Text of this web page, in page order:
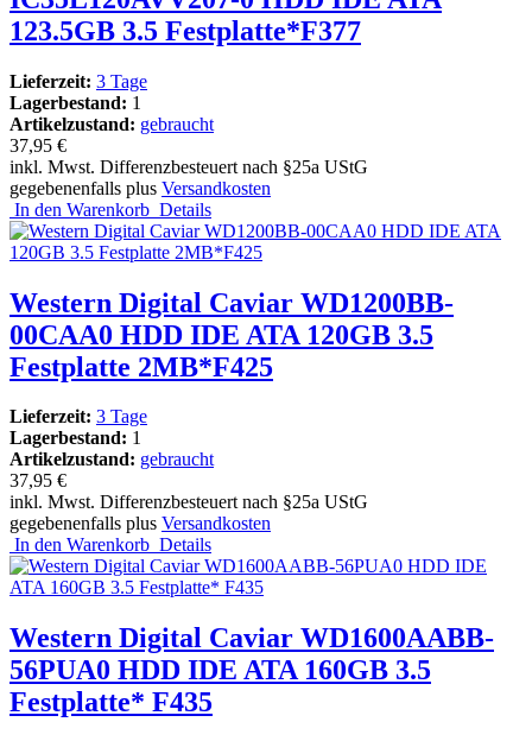
123.5GB 3.5 Festplatte*F377
Lieferzeit: 3 Tage
Lagerbestand: 1
Artikelzustand: gebraucht
37,95 €
inkl. Mwst. Differenzbesteuert nach §25a UStG
gegebenenfalls plus Versandkosten
In den Warenkorb Details
Western Digital Caviar WD1200BB-
00CAA0 HDD IDE ATA 120GB 3.5
Festplatte 2MB*F425
Lieferzeit: 3 Tage
Lagerbestand: 1
Artikelzustand: gebraucht
37,95 €
inkl. Mwst. Differenzbesteuert nach §25a UStG
gegebenenfalls plus Versandkosten
In den Warenkorb Details
Western Digital Caviar WD1600AABB-
56PUA0 HDD IDE ATA 160GB 3.5
Festplatte* F435